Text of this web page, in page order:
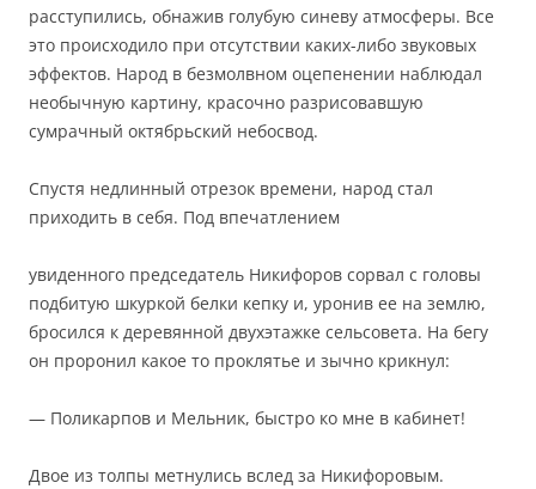
расступились, обнажив голубую синеву атмосферы. Все
это происходило при отсутствии каких-либо звуковых
эффектов. Народ в безмолвном оцепенении наблюдал
необычную картину, красочно разрисовавшую
сумрачный октябрьский небосвод.
Спустя недлинный отрезок времени, народ стал
приходить в себя. Под впечатлением
увиденного председатель Никифоров сорвал с головы
подбитую шкуркой белки кепку и, уронив ее на землю,
бросился к деревянной двухэтажке сельсовета. На бегу
он проронил какое то проклятье и зычно крикнул:
— Поликарпов и Мельник, быстро ко мне в кабинет!
Двое из толпы метнулись вслед за Никифоровым.